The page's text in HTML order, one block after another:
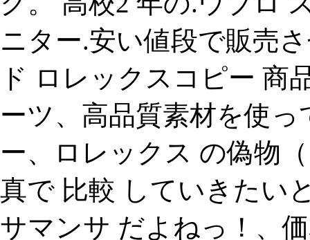
ニター.安い値段で販売
ド ロレックスコピー 商
ーツ、高品質素材を使
ー、ロレックス の偽物
真で 比較 していきたい
サマンサ だよねっ！、